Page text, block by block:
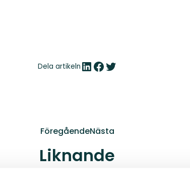
Dela artikelnLinkedIn
Facebook
Twitter
FöregåendeNästa
Liknande